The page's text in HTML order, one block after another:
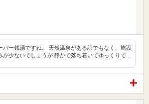
パー銭湯ですね。 天然温泉がある訳でもなく、施設
が少ないでしょうが 静かで落ち着いてゆっくりで…